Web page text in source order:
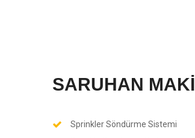
SARUHAN
Sprinkler Söndürme Sistemi